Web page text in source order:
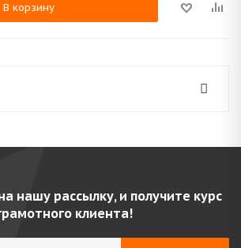
В корзину
нашу рассылку, и получите курс
клиента!